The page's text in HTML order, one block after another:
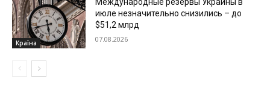
Країна
Международные резервы Украины в
июле незначительно снизились – до
$51,2 млрд
07.08.2026